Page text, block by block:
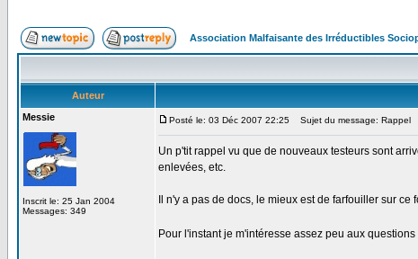
Association Malfaisante des Irréductibles
Auteur
Messie
Inscrit le: 25 Jan 2004
Messages: 349
Posté le: 03 Déc 2007 22:25 Sujet du message: Rappel
Un p'tit rappel vu que de nouveaux testeurs sont
enlevées, etc.
Il n'y a pas de docs, le mieux est de farfouiller sur
Pour l'instant je m'intéresse assez peu aux